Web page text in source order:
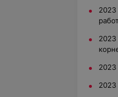
2023
2023
2023